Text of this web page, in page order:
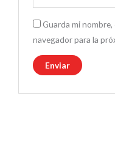
Guarda mi
navegador para la